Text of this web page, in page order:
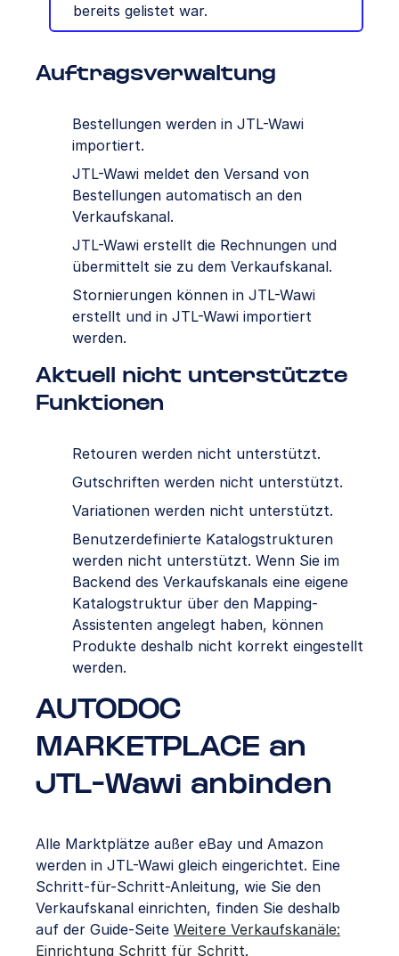
bereits gelistet war.
Auftragsverwaltung
Bestellungen werden in JTL-Wawi
importiert.
JTL-Wawi meldet den Versand von
Bestellungen automatisch an den
Verkaufskanal.
JTL-Wawi erstellt die Rechnungen und
übermittelt sie zu dem Verkaufskanal.
Stornierungen können in JTL-Wawi
erstellt und in JTL-Wawi importiert
werden.
Aktuell nicht unterstützte
Funktionen
Retouren werden nicht unterstützt.
Gutschriften werden nicht unterstützt.
Variationen werden nicht unterstützt.
Benutzerdefinierte Katalogstrukturen
werden nicht unterstützt. Wenn Sie im
Backend des Verkaufskanals eine eigene
Katalogstruktur über den Mapping-
Assistenten angelegt haben, können
Produkte deshalb nicht korrekt eingestellt
werden.
AUTODOC
MARKETPLACE an
JTL-Wawi anbinden
Alle Marktplätze außer eBay und Amazon
werden in JTL-Wawi gleich eingerichtet. Eine
Schritt-für-Schritt-Anleitung, wie Sie den
Verkaufskanal einrichten, finden Sie deshalb
auf der Guide-Seite Weitere Verkaufskanäle:
Einrichtung Schritt für Schritt.